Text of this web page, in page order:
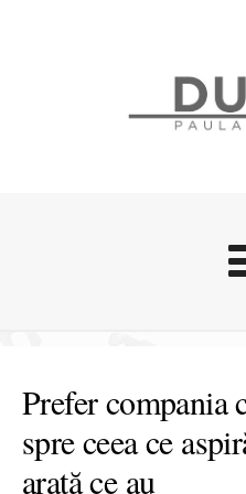
Prefer compania
spre ceea ce
arată ce au